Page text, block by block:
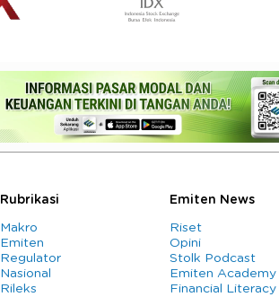
Rubrikasi
Makro
Emiten
Regulator
Nasional
Rileks
Emiten News
Riset
Opini
Stolk Podcast
Emiten Academy
Financial Literacy